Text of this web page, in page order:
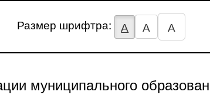
Размер шрифтра: А А А
муниципального